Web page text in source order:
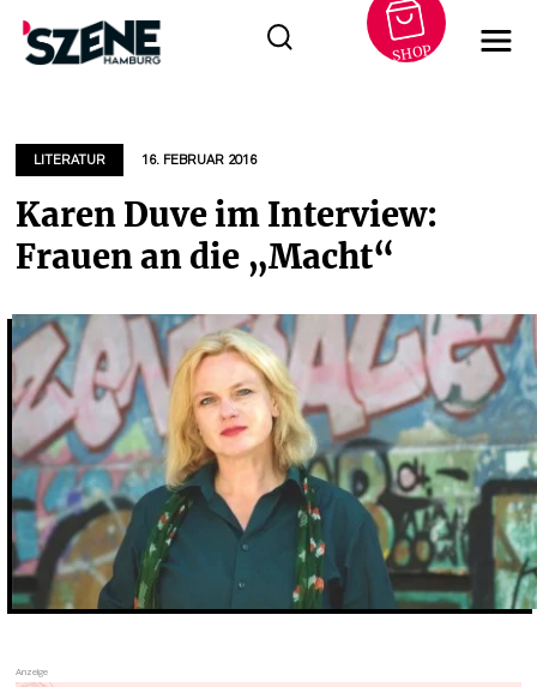
springen
SHOP
LITERATUR 16. FEBRUAR 2016
Karen Duve im Interview:
Frauen an die „Macht“